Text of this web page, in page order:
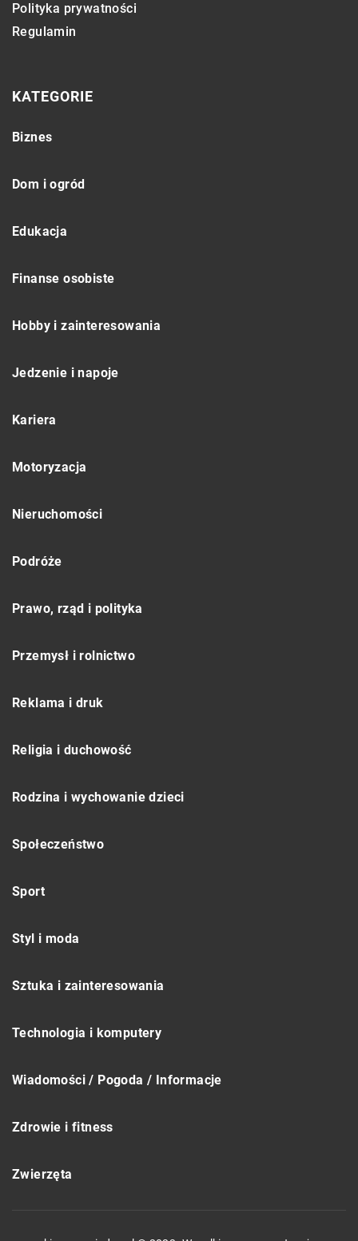
Polityka prywatności
Regulamin
KATEGORIE
Biznes
Dom i ogród
Edukacja
Finanse osobiste
Hobby i zainteresowania
Jedzenie i napoje
Kariera
Motoryzacja
Nieruchomości
Podróże
Prawo, rząd i polityka
Przemysł i rolnictwo
Reklama i druk
Religia i duchowość
Rodzina i wychowanie dzieci
Społeczeństwo
Sport
Styl i moda
Sztuka i zainteresowania
Technologia i komputery
Wiadomości / Pogoda / Informacje
Zdrowie i fitness
Zwierzęta